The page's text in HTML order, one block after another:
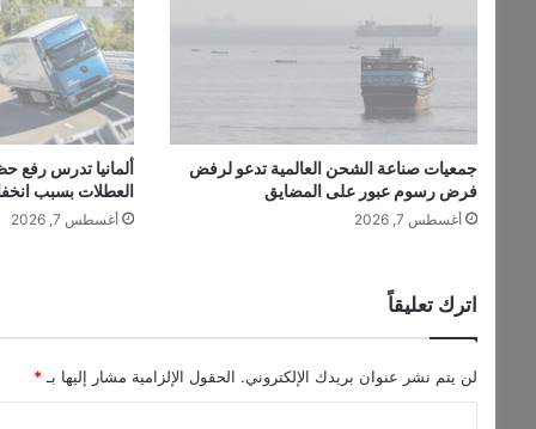
جمعيات صناعة الشحن العالمية تدعو لرفض
فرض رسوم عبور على المضايق
أغسطس 7, 2026
ألمانيا تدرس رفع
العطلات بسبب
أغسطس 7, 2026
اترك تعليقاً
لن يتم نشر عنوان بريدك الإلكتروني. الحقول الإلزامية مشار إليها بـ *